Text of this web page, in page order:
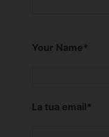
Your Name*
La tua email*